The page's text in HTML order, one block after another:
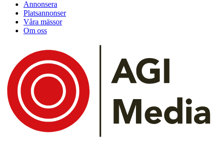
Annonsera
Platsannonser
Våra mässor
Om oss